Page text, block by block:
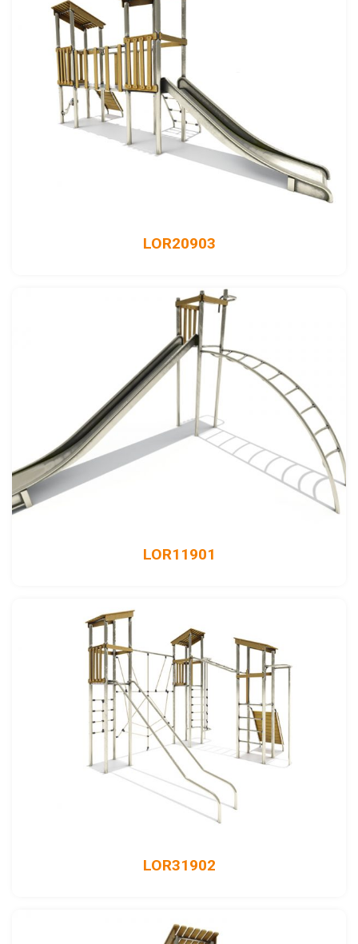
LOR20903
LOR11901
LOR31902